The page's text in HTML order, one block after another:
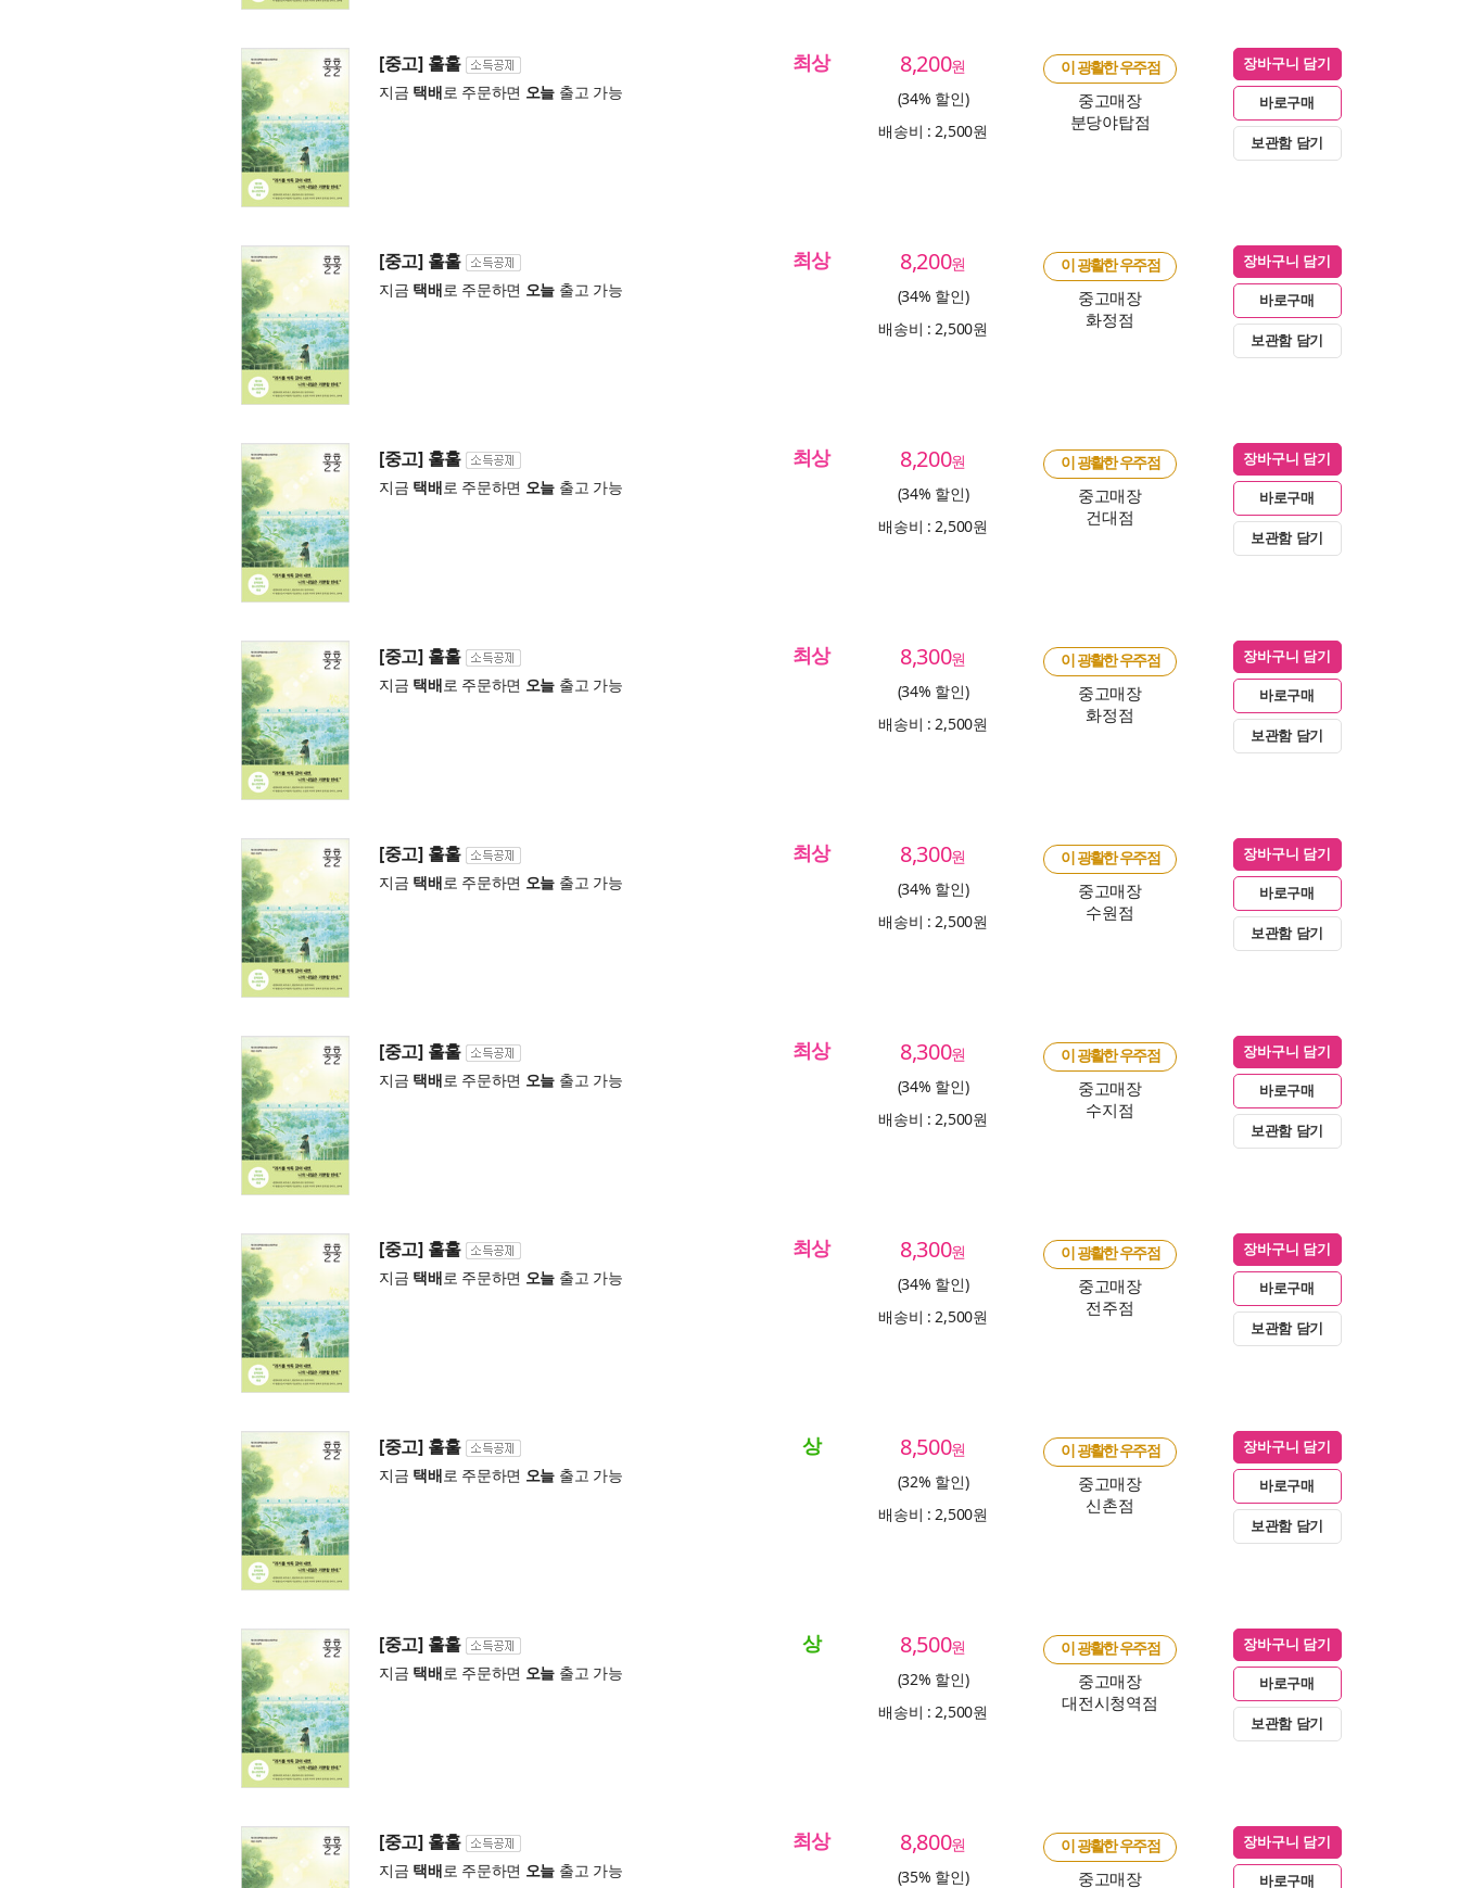
[중고] 훌훌
지금 택배로 주문하면 오늘 출고 가능
최상 8,200원
(34% 할인)
배송비 : 2,500원
이 광활한 우주점
중고매장
분당야탑점
장바구니 담기
바로구매
보관함 담기
[중고] 훌훌
지금 택배로 주문하면 오늘 출고 가능
최상 8,200원
(34% 할인)
배송비 : 2,500원
이 광활한 우주점
중고매장
화정점
장바구니 담기
바로구매
보관함 담기
[중고] 훌훌
지금 택배로 주문하면 오늘 출고 가능
최상 8,200원
(34% 할인)
배송비 : 2,500원
이 광활한 우주점
중고매장
건대점
장바구니 담기
바로구매
보관함 담기
[중고] 훌훌
지금 택배로 주문하면 오늘 출고 가능
최상 8,300원
(34% 할인)
배송비 : 2,500원
이 광활한 우주점
중고매장
화정점
장바구니 담기
바로구매
보관함 담기
[중고] 훌훌
지금 택배로 주문하면 오늘 출고 가능
최상 8,300원
(34% 할인)
배송비 : 2,500원
이 광활한 우주점
중고매장
수원점
장바구니 담기
바로구매
보관함 담기
[중고] 훌훌
지금 택배로 주문하면 오늘 출고 가능
최상 8,300원
(34% 할인)
배송비 : 2,500원
이 광활한 우주점
중고매장
수지점
장바구니 담기
바로구매
보관함 담기
[중고] 훌훌
지금 택배로 주문하면 오늘 출고 가능
최상 8,300원
(34% 할인)
배송비 : 2,500원
이 광활한 우주점
중고매장
전주점
장바구니 담기
바로구매
보관함 담기
[중고] 훌훌
지금 택배로 주문하면 오늘 출고 가능
상 8,500원
(32% 할인)
배송비 : 2,500원
이 광활한 우주점
중고매장
신촌점
장바구니 담기
바로구매
보관함 담기
[중고] 훌훌
지금 택배로 주문하면 오늘 출고 가능
상 8,500원
(32% 할인)
배송비 : 2,500원
이 광활한 우주점
중고매장
대전시청역점
장바구니 담기
바로구매
보관함 담기
[중고] 훌훌
지금 택배로 주문하면 오늘 출고 가능
최상 8,800원
(35% 할인)
이 광활한 우주점
중고매장
장바구니 담기
바로구매